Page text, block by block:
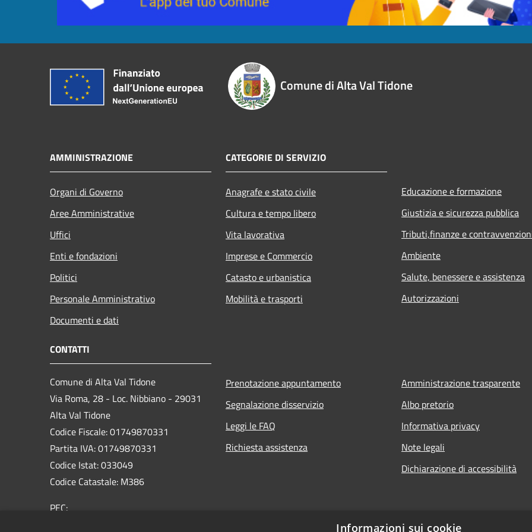
Comune di Alta Val Tidone
AMMINISTRAZIONE
Organi di Governo
Aree Amministrative
Uffici
Enti e fondazioni
Politici
Personale Amministrativo
Documenti e dati
CATEGORIE DI SERVIZIO
Anagrafe e stato civile
Cultura e tempo libero
Vita lavorativa
Imprese e Commercio
Catasto e urbanistica
Mobilità e trasporti
Educazione e formazione
Giustizia e sicurezza pubblica
Tributi,finanze e
Ambiente
Salute, benessere e assistenza
Autorizzazioni
CONTATTI
Comune di Alta Val Tidone
Via Roma, 28 - Loc. Nibbiano - 29031
Alta Val Tidone
Codice Fiscale: 01749870331
Partita IVA: 01749870331
Codice Istat: 033049
Codice Catastale: M386
PEC:
Prenotazione appuntamento
Segnalazione disservizio
Leggi le FAQ
Richiesta assistenza
Amministrazione trasparente
Albo pretorio
Informativa privacy
Note legali
Dichiarazione di accessibilità
Informazioni sui cookie